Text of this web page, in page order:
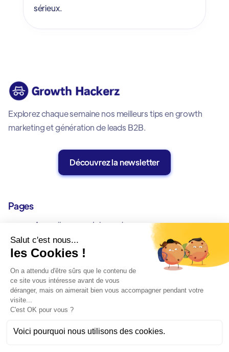
sérieux.
Explorez chaque semaine nos meilleurs tips en growth
marketing et génération de leads B2B.
Découvrez la newsletter
Pages
Accueil
Offres
Cas Clients
Blog
À Propos
Inbound
Allbound
Mentions Légales